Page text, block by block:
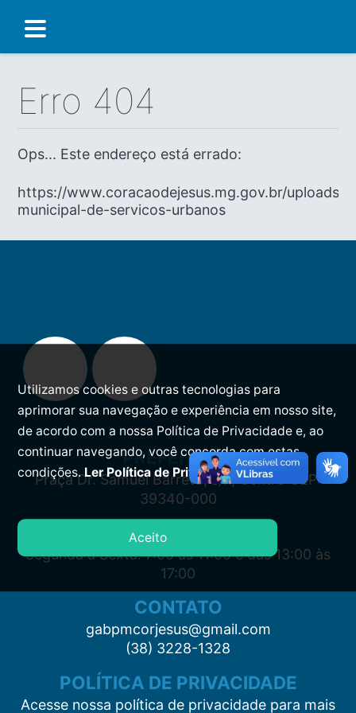
Erro 404
Ops... Este endereço está errado:
https://www.coracaodejesus.mg.gov.br/uploads/
municipal-de-servicos-urbanos
PREFEITURA
Praça Dr. Samuel Barreto, s/n, Centro CEP:
39340-000
ATENDIMENTO
Segunda à Sexta: 7:00 às 11:00 e das 13:00 às
17:00
CONTATO
gabpmcorjesus@gmail.com
(38) 3228-1328
POLÍTICA DE PRIVACIDADE
Acesse nossa política de privacidade para mais
Utilizamos cookies e outras tecnologias para
aprimorar sua navegação e experiência em nosso site,
de acordo com a nossa Política de Privacidade e, ao
continuar navegando, você concorda com estas
condições.Ler Política de Privacidade.
Aceito